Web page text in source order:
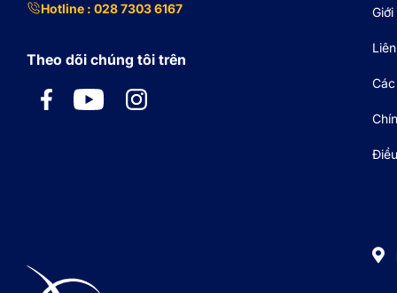
Hotline : 028 7303 6167
Theo dõi chúng tôi trên